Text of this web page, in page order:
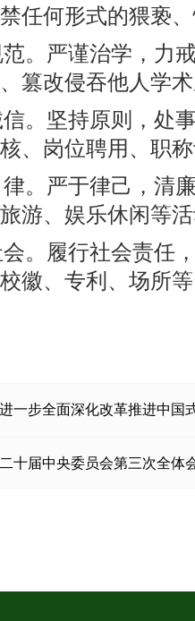
任何形式的猥亵、
。严谨治学，力
篡改侵吞他人学
。坚持原则，处
、岗位聘用、职
。严于律己，清
游、娱乐休闲等
。履行社会责任
徽、专利、场所等
一步全面深化改革推进中国
十届中央委员会第三次全体